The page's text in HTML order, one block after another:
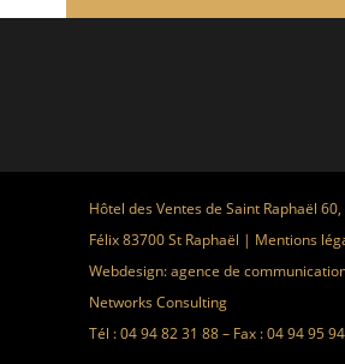
Hôtel des Ventes de Saint Raphaël
Félix 83700 St Raphaël | Mentions
Webdesign:agence de
Networks Consulting
Tél : 04 94 82 31 88 – Fax : 04 94 95